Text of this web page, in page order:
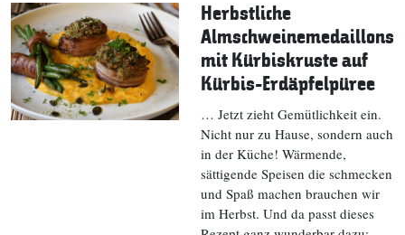
Herbstliche
Almschweinemedaillons
mit Kürbiskruste auf
Kürbis-Erdäpfelpüree
… Jetzt zieht Gemütlichkeit ein.
Nicht nur zu Hause, sondern auch
in der Küche! Wärmende,
sättigende Speisen die schmecken
und Spaß machen brauchen wir
im Herbst. Und da passt dieses